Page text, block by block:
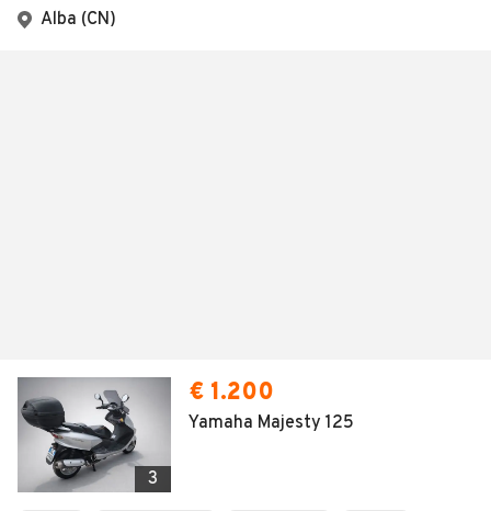
Alba (CN)
3
€ 1.200
Yamaha Majesty 125